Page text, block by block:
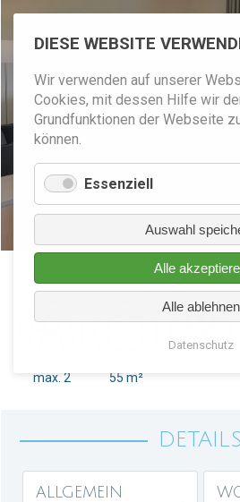
DIESE WEBSITE
Wir verwenden auf unserer
Cookies, mit dessen Hilfe wir
Grundfunktionen der Webseite
können.
Essenziell
Auswahl
Alle
Alle ablehnen
Datenschutz
APPARTEMENT 4
APPARTEMENT 4
max. 2 55 m²
DETAILS
ALLGEMEIN